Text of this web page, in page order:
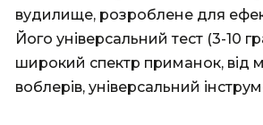
вудилище, розроблене для
Його універсальний тест (3-10
широкий спектр приманок, від
воблерів, універсальний